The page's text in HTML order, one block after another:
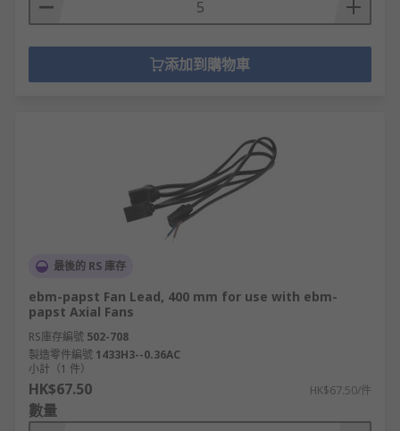
添加到購物車
最後的 RS 庫存
ebm-papst Fan Lead, 400 mm for use with ebm-
papst Axial Fans
RS庫存編號 502-708
製造零件編號 1433H3--0.36AC
小計（1 件）
HK$67.50 HK$67.50/件
數量